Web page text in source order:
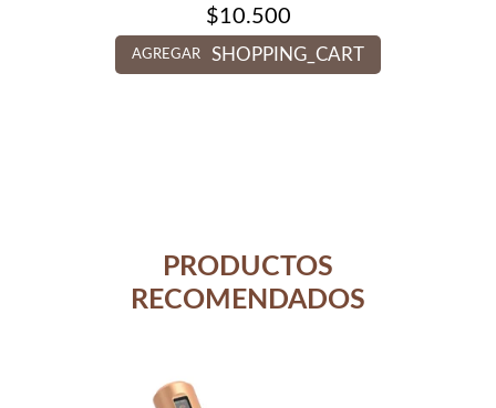
$10.500
AGREGAR SHOPPING_CART
PRODUCTOS
RECOMENDADOS